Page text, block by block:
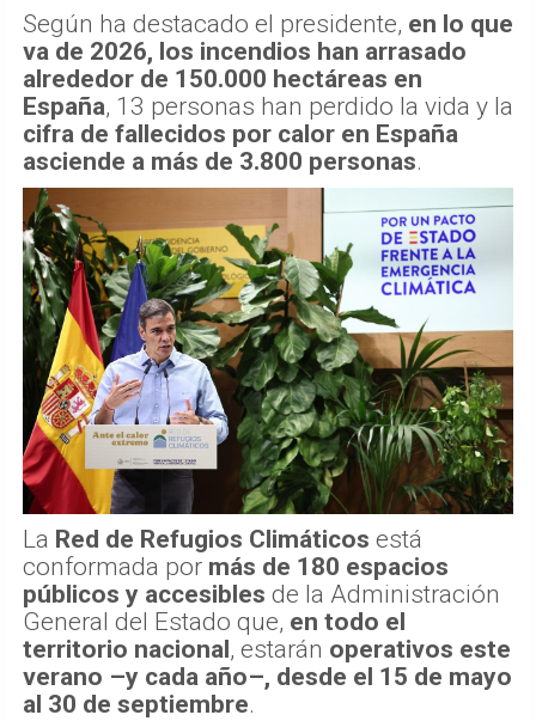
Según ha destacado el presidente, en lo que
va de 2026, los incendios han arrasado
alrededor de 150.000 hectáreas en
España, 13 personas han perdido la vida y la
cifra de fallecidos por calor en España
asciende a más de 3.800 personas.
La Red de Refugios Climáticos está
conformada por más de 180 espacios
públicos y accesibles de la Administración
General del Estado que, en todo el
territorio nacional, estarán operativos este
verano –y cada año–, desde el 15 de mayo
al 30 de septiembre.